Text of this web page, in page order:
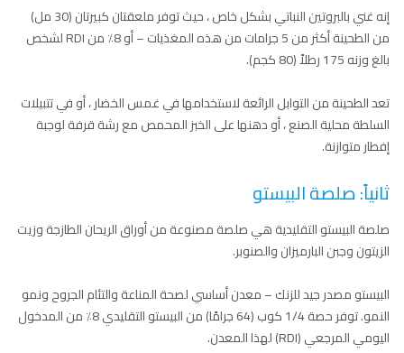
إنه غني بالبروتين النباتي بشكل خاص ، حيث توفر ملعقتان كبيرتان (30 مل)
من الطحينة أكثر من 5 جرامات من هذه المغذيات – أو 8٪ من RDI لشخص
بالغ وزنه 175 رطلاً (80 كجم).
تعد الطحينة من التوابل الرائعة لاستخدامها في غمس الخضار ، أو في تتبيلات
السلطة محلية الصنع ، أو دهنها على الخبز المحمص مع رشة قرفة لوجبة
إفطار متوازنة.
ثانياً: صلصة البيستو
صلصة البيستو التقليدية هي صلصة مصنوعة من أوراق الريحان الطازجة وزيت
الزيتون وجبن البارميزان والصنوبر.
البيستو مصدر جيد للزنك – معدن أساسي لصحة المناعة والتئام الجروح ونمو
النمو. توفر حصة 1/4 كوب (64 جرامًا) من البيستو التقليدي 8٪ من المدخول
اليومي المرجعي (RDI) لهذا المعدن.